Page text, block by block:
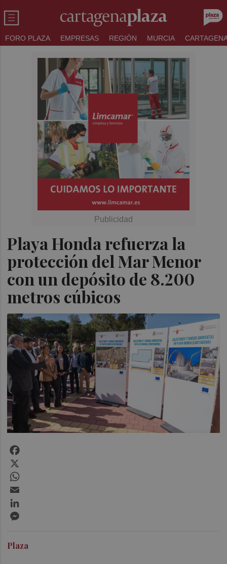
FORO PLAZA EMPRESAS REGIÓN MURCIA
Playa Honda refuerza la
protección del Mar Menor
con un depósito de 8.200
metros cúbicos
Plaza